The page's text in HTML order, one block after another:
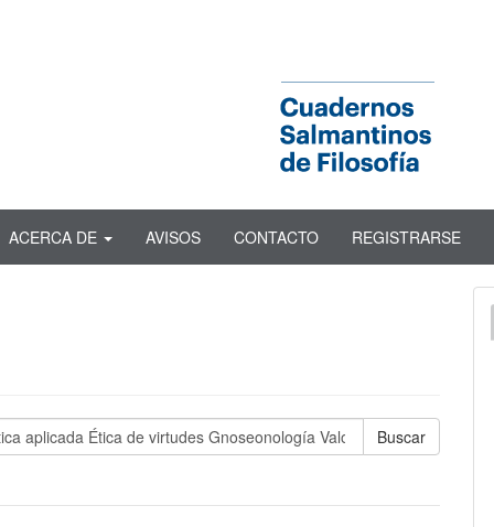
ACERCA DE AVISOS CONTACTO REGISTRARSE